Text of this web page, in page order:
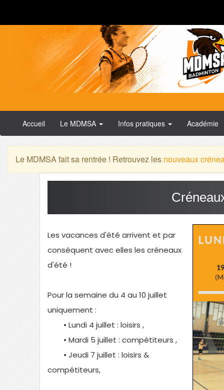
Accueil Le MDMSA Infos pratiques Académie
Le MDMSA fait sa rentrée ! Retrouvez les nouveaux
Les vacances d'été arrivent et par
conséquent avec elles les créneaux
d'été !
Pour la semaine du 4 au 10 juillet
uniquement :
• Lundi 4 juillet : loisirs ,
• Mardi 5 juillet : compétiteurs ,
• Jeudi 7 juillet : loisirs &
compétiteurs,